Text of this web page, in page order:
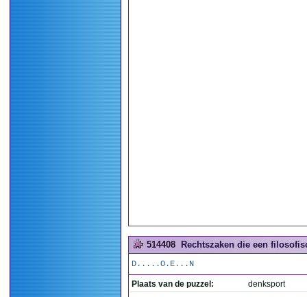
514408 Rechtszaken die een
D.....O.E...N
Plaats van de puzzel:
denksport